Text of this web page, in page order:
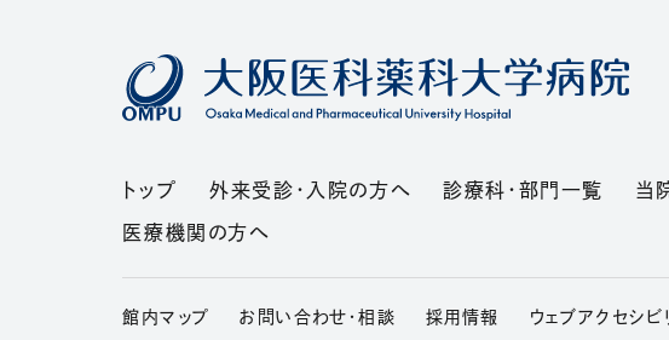
トップ 外来受診・入院の方へ 診療科・部門一覧 当
医療機関の方へ
館内マップ お問い合わせ・相談 採用情報 （別ウィンドウで開き
ウェブアクセシビ